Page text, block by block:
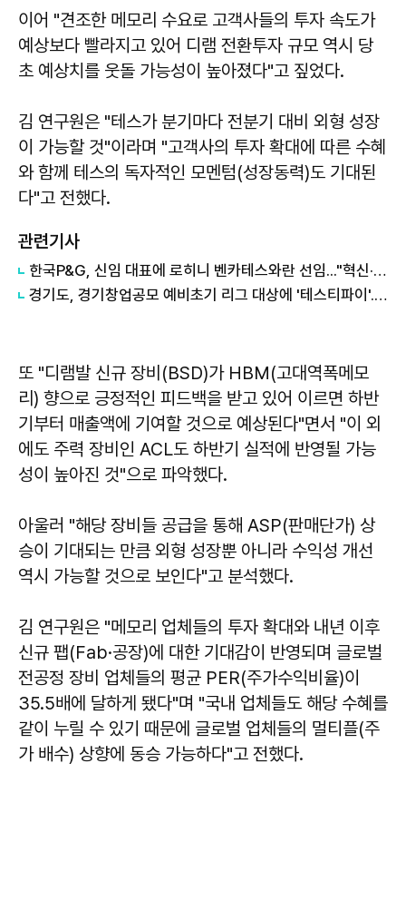
이어 "견조한 메모리 수요로 고객사들의 투자 속도가
예상보다 빨라지고 있어 디램 전환투자 규모 역시 당
초 예상치를 웃돌 가능성이 높아졌다"고 짚었다.
김 연구원은 "테스가 분기마다 전분기 대비 외형 성장
이 가능할 것"이라며 "고객사의 투자 확대에 따른 수혜
와 함께 테스의 독자적인 모멘텀(성장동력)도 기대된
다"고 전했다.
관련기사
한국P&G, 신임 대표에 로히니 벤카테스와란 선임..."혁신·가치 제공"
경기도, 경기창업공모 예비초기 리그 대상에 '테스티파이'...AI QA 자동화 주목
또 "디램발 신규 장비(BSD)가 HBM(고대역폭메모
리) 향으로 긍정적인 피드백을 받고 있어 이르면 하반
기부터 매출액에 기여할 것으로 예상된다"면서 "이 외
에도 주력 장비인 ACL도 하반기 실적에 반영될 가능
성이 높아진 것"으로 파악했다.
아울러 "해당 장비들 공급을 통해 ASP(판매단가) 상
승이 기대되는 만큼 외형 성장뿐 아니라 수익성 개선
역시 가능할 것으로 보인다"고 분석했다.
김 연구원은 "메모리 업체들의 투자 확대와 내년 이후
신규 팹(Fab·공장)에 대한 기대감이 반영되며 글로벌
전공정 장비 업체들의 평균 PER(주가수익비율)이
35.5배에 달하게 됐다"며 "국내 업체들도 해당 수혜를
같이 누릴 수 있기 때문에 글로벌 업체들의 멀티플(주
가 배수) 상향에 동승 가능하다"고 전했다.